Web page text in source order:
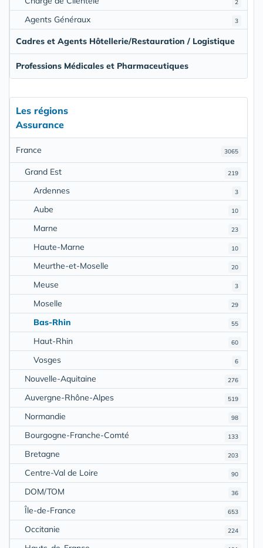
2
3
Agents Généraux
Cadres et Agents Hôtellerie/Restauration / Logistique
Professions Médicales et Pharmaceutiques
Les régions
Assurance
3065
France
219
Grand Est
3
Ardennes
10
Aube
23
Marne
10
Haute-Marne
20
Meurthe-et-Moselle
3
Meuse
29
Moselle
55
Bas-Rhin
60
Haut-Rhin
6
Vosges
276
Nouvelle-Aquitaine
519
Auvergne-Rhône-Alpes
98
Normandie
133
Bourgogne-Franche-Comté
203
Bretagne
90
Centre-Val de Loire
36
DOM/TOM
653
Île-de-France
224
Occitanie